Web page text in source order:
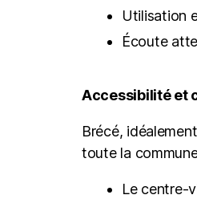
Utilisation
Écoute
Accessibilité et
Brécé,
toute la
Le centre-